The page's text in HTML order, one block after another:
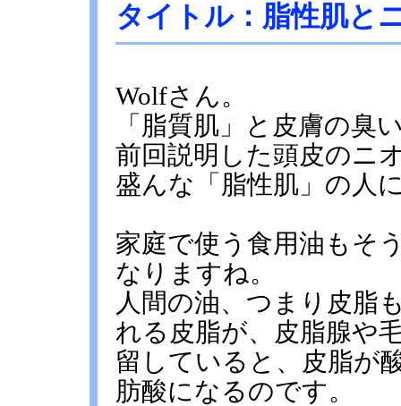
タイトル：脂性肌と
Wolfさん。
「脂質肌」と皮膚の臭
前回説明した頭皮のニ
盛んな「脂性肌」の人
家庭で使う食用油もそ
なりますね。
人間の油、つまり皮脂
れる皮脂が、皮脂腺や
留していると、皮脂が
肪酸になるのです。